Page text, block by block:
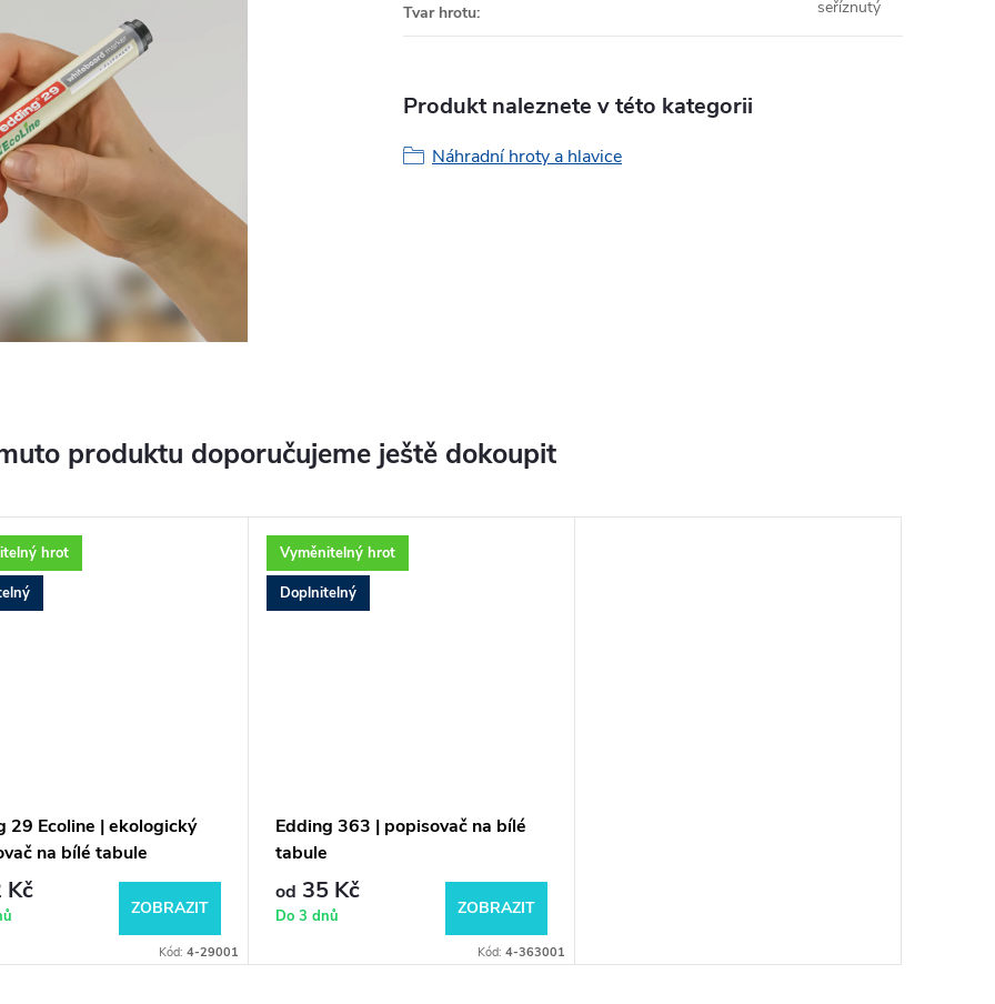
Tvar hrotu: seříznutý
Produkt naleznete v této kategorii
Náhradní hroty a hlavice
produktu doporučujeme ještě dokoupit
hrot
29 Ecoline | ekologický
na bílé tabule
ZOBRAZIT
Kód: 4-29001
Vyměnitelný hrot
Doplnitelný
Edding 363 | popisovač na bílé
tabule
od 35 Kč
Do 3 dnů ZOBRAZIT
Kód: 4-363001